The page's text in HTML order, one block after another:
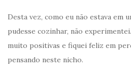
Desta vez, como eu não estava em
pudesse cozinhar, não
muito positivas e fiquei feliz em
pensando neste nicho.